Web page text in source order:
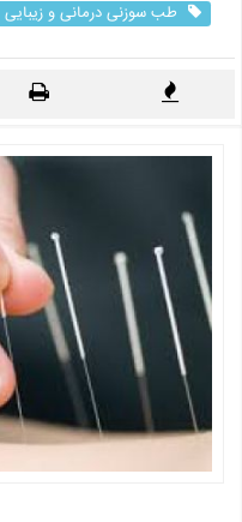
طب سوزنی درمانی و زیبایی